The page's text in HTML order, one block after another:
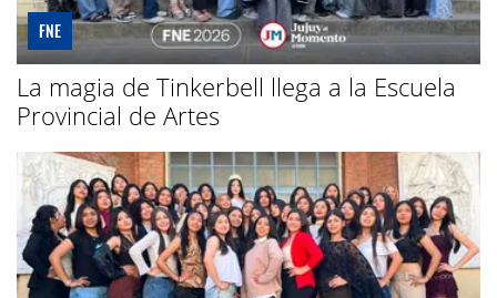
FNE
La magia de Tinkerbell llega a la Escuela
Provincial de Artes